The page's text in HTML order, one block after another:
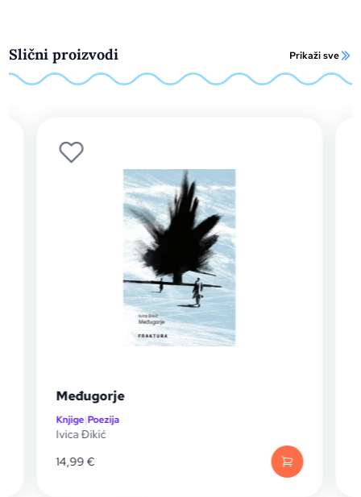
Slični proizvodi Prikaži sve
Međugorje
Knjige|Poezija
Ivica Đikić
14,99€